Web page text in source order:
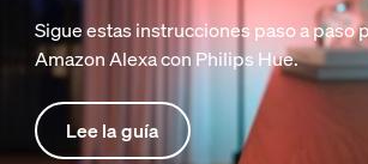
Sigue estas instrucciones paso a paso
Amazon Alexa con Philips Hue.
Lee la guía